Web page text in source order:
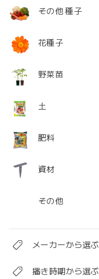
その他 種子
花種子
野菜苗
土
肥料
資材
その他
メーカーから選ぶ
播き時期から選ぶ